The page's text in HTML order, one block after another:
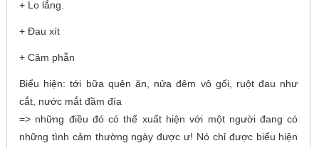
+ Lo lắng.
+ Đau xít
+ Căm phẫn
Biểu hiện: tới bữa quên ăn, nửa đêm vô gối, ruột đau như
cắt, nước mắt đầm đìa
=> những điều đó có thể xuất hiện với một người đang có
những tình cảm thường ngày được ư! Nó chỉ được biểu hiện